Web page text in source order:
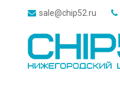
sale@chip52.ru